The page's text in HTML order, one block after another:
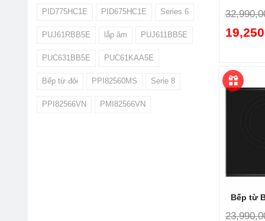
Ưu
Bếp từ
PID775HC1E PID675HC1E Series 6
PUJ61RBB5E lắp âm PUJ611BB5E
PUC631BB5E PUC61KAA5E
Bếp từ đôi PPI82560MS Serie 8
PPI82566VN PMI82566VN